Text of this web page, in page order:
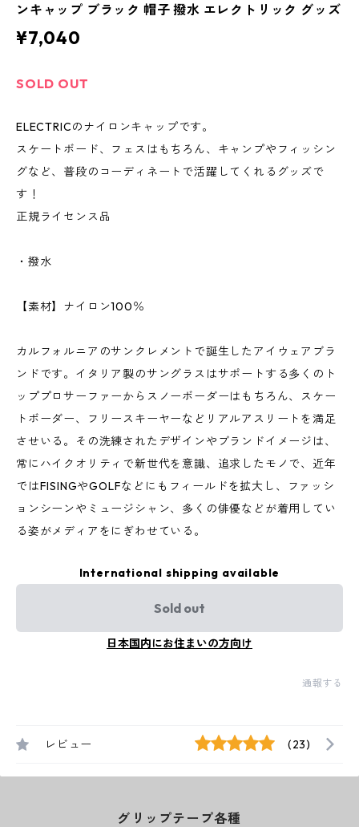
ンキャップ ブラック 帽子 撥水 エレクトリック グッズ
¥7,040
SOLD OUT
ELECTRICのナイロンキャップです。
スケートボード、フェスはもちろん、キャンプやフィッシン
グなど、普段のコーディネートで活躍してくれるグッズで
す！
正規ライセンス品
・撥水
【素材】ナイロン100％
カルフォルニアのサンクレメントで誕生したアイウェアブラ
ンドです。イタリア製のサングラスはサポートする多くのト
ッププロサーファーからスノーボーダーはもちろん、スケー
トボーダー、フリースキーヤーなどリアルアスリートを満足
させいる。その洗練されたデザインやブランドイメージは、
常にハイクオリティで新世代を意識、追求したモノで、近年
ではFISINGやGOLFなどにもフィールドを拡大し、ファッシ
ョンシーンやミュージシャン、多くの俳優などが着用してい
る姿がメディアをにぎわせている。
International shipping available
Sold out
日本国内にお住まいの方向け
通報する
レビュー (23)
グリップテープ各種